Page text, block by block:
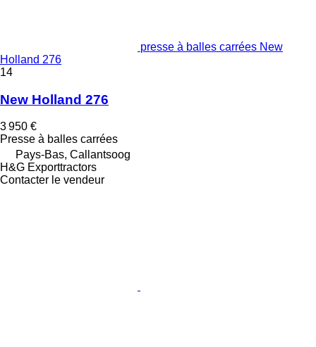
presse à balles carrées New
Holland 276
14
New Holland 276
3 950 €
Presse à balles carrées
Pays-Bas, Callantsoog
H&G Exporttractors
Contacter le vendeur